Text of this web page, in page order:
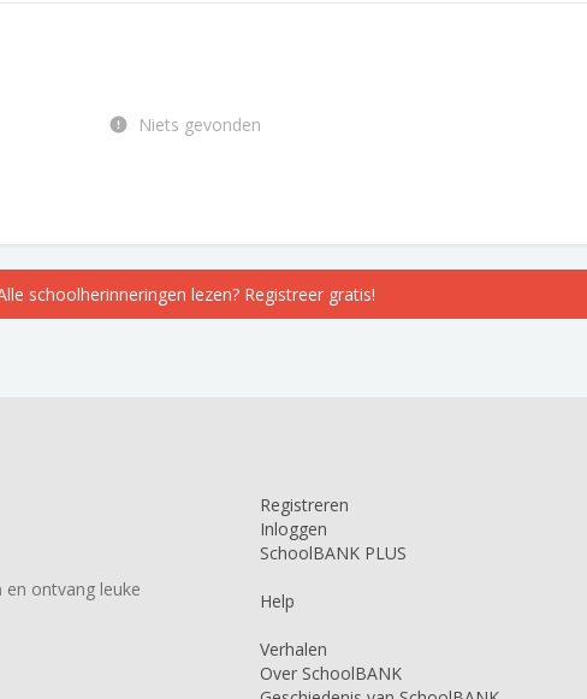
Niets gevonden
schoolherinneringen lezen? Registreer gratis!
en ontvang leuke
Registreren
Inloggen
SchoolBANK PLUS
Help
Verhalen
Over SchoolBANK